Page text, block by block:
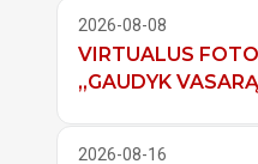
2026-08-08
VIRTUALUS
„GAUDYK
2026-08-16